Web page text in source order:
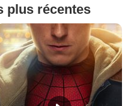
plus récentes